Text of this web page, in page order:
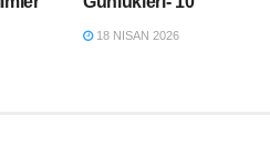
18 NISAN 2026